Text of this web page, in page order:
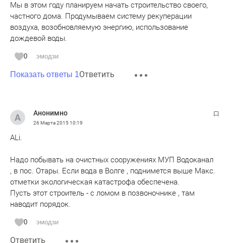
Мы в этом году планируем начать строительство своего,
частного дома. Продумываем систему рекуперации
воздуха, возобновляемую энергию, использование
дождевой воды.
0 эмодзи
Показать ответы 1Ответить
Анонимно
26 Марта 201510:19
ALi.
Надо побывать на очистных сооружениях МУП Водоканал
, в пос. Отары. Если вода в Волге , поднимется выше Макс.
отметки экологическая катастрофа обеспечена.
Пусть этот строитель - с ломом в позвоночнике , там
наводит порядок.
0 эмодзи
Ответить